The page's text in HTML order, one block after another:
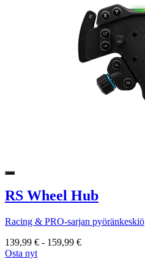
RS Wheel Hub
Racing & PRO-sarjan pyöränkeskiö
139,99 € - 159,99 €
Osta nyt